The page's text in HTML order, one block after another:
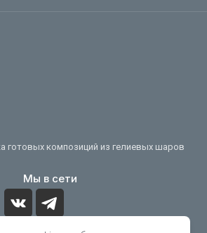
готовых композиций из гелиевых шаров
Мы в сети